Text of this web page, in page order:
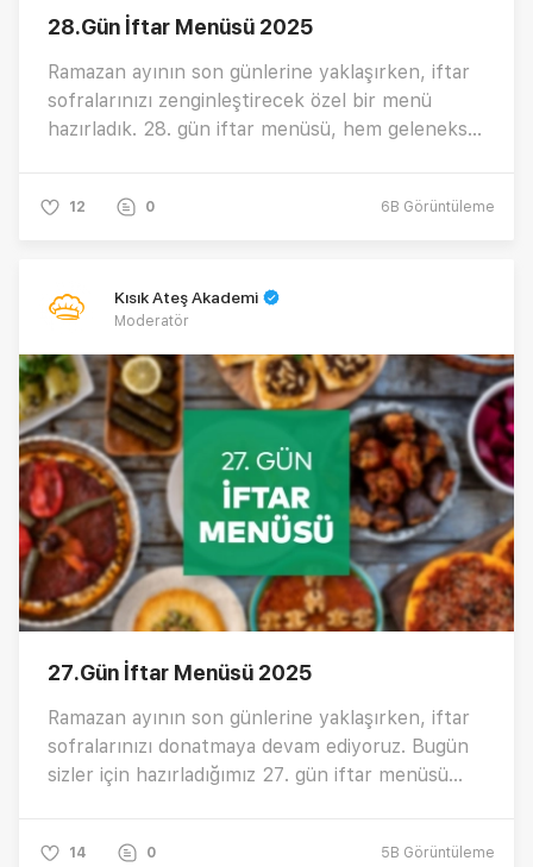
28.Gün İftar Menüsü 2025
Ramazan ayının son günlerine yaklaşırken, iftar
sofralarınızı zenginleştirecek özel bir menü
hazırladık. 28. gün iftar menüsü, hem geleneksel
iftar menüsü…
12 0 6B Görüntüleme
Kısık Ateş Akademi
Moderatör
27.Gün İftar Menüsü 2025
Ramazan ayının son günlerine yaklaşırken, iftar
sofralarınızı donatmaya devam ediyoruz. Bugün
sizler için hazırladığımız 27. gün iftar menüsü
14 0 5B Görüntüleme